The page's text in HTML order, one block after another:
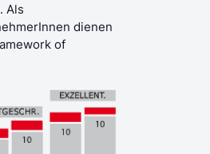
Als
dienen
of